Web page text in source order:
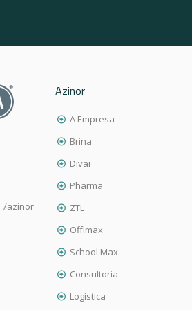
/azinor
Azinor
A Empresa
Brina
Divai
Pharma
ZTL
Offimax
School Max
Consultoria
Logística